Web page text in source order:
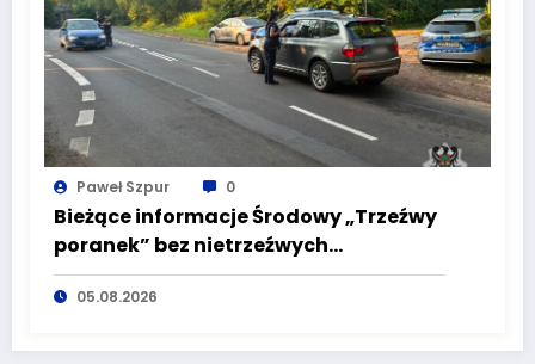
Paweł Szpur 0
Bieżące informacje Środowy „Trzeźwy
poranek” bez nietrzeźwych
kierujących! To cieszy!
05.08.2026